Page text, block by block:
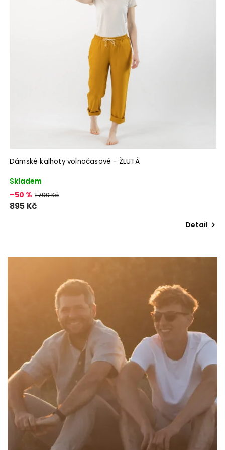
Dámské kalhoty volnočasové - ŽLUTÁ
Skladem
–50 % 1 790 Kč
895 Kč
Detail